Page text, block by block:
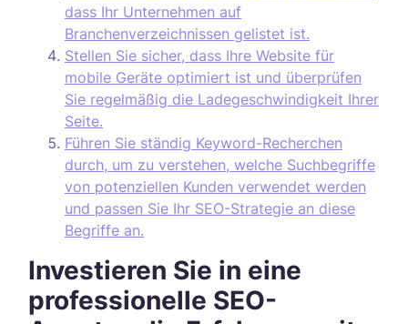
dass Ihr Unternehmen auf
Branchenverzeichnissen gelistet ist.
Stellen Sie sicher, dass Ihre Website für
mobile Geräte optimiert ist und überprüfen
Sie regelmäßig die Ladegeschwindigkeit Ihrer
Seite.
Führen Sie ständig Keyword-Recherchen
durch, um zu verstehen, welche Suchbegriffe
von potenziellen Kunden verwendet werden
und passen Sie Ihr SEO-Strategie an diese
Begriffe an.
Investieren Sie in eine
professionelle SEO-